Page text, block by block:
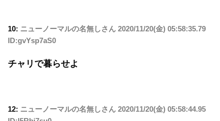
10: ニューノーマルの名無しさん 2020/11/20(金) 05:58:35.79
ID:gvYsp7aS0
チャリで暮らせよ
12: ニューノーマルの名無しさん 2020/11/20(金) 05:58:44.95